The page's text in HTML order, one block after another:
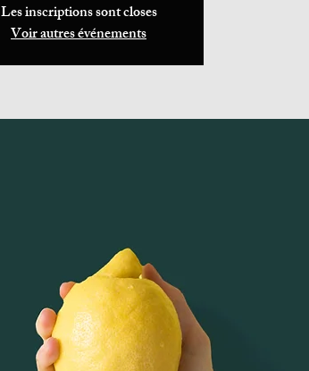
Les inscriptions sont closes
Voir autres événements